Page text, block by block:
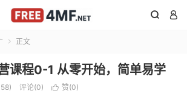
 
 正文
课程0-1 从零开始，简单易学
评论(0)  赞(0)